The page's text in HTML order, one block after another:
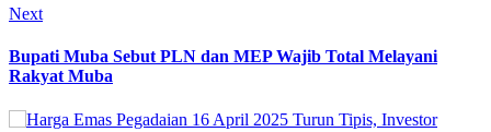
Next
Bupati Muba Sebut PLN dan MEP Wajib Total Melayani
Rakyat Muba